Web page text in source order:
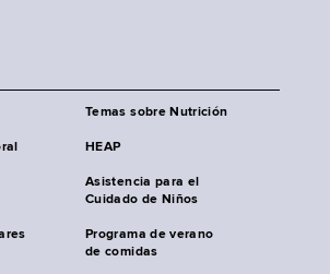
Temas sobre Nutrición
HEAP
Asistencia para el
Cuidado de Niños
Programa de verano
de comidas